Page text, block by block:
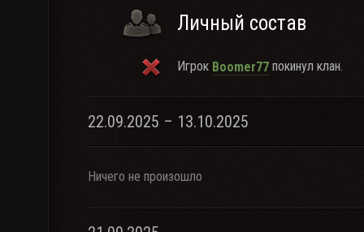
Личный состав
Игрок Boomer77 покинул клан.
22.09.2025 – 13.10.2025
Ничего не произошло